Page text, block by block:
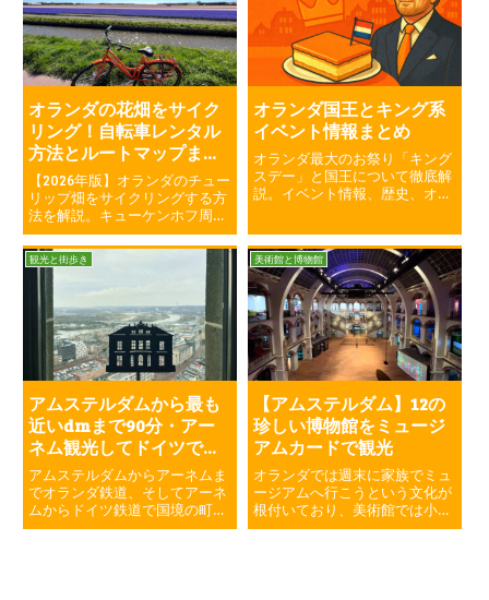
オランダの花畑をサイク
リング！自転車レンタル
方法とルートマップまと
め
【2026年版】オランダのチュー
リップ畑をサイクリングする方
法を解説。キューケンホフ周辺
の自転車レンタル予約、バスア
クセス、初心者向けおすすめル
ート、ベストシーズンや持ち物
までまとめました。
オランダ国王とキング系
イベント情報まとめ
オランダ最大のお祭り「キング
スデー」と国王について徹底解
説。イベント情報、歴史、オレ
デー観光にも役立つガイドで
す。
観光と街歩き
アムステルダムから最も
近いdmまで90分・アー
ネム観光してドイツでお
買い物
アムステルダムからアーネムま
でオランダ鉄道、そしてアーネ
ムからドイツ鉄道で国境の町エ
メリッヒに訪れてお買い物して
美術館と博物館
【アムステルダム】12の
珍しい博物館をミュージ
アムカードで観光
オランダでは週末に家族でミュ
ージアムへ行こうという文化が
根付いており、美術館では小さ
なお子さま連れの方や祖父母と